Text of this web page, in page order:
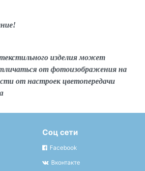
изделия может
от фотоизображения на
от настроек цветопередачи
Соц сети
Facebook
Вконтакте